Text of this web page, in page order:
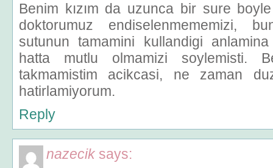
Benim kızım da uzunca bir sure
doktorumuz endiselenmememizi,
sutunun tamamini kullandigi
hatta mutlu olmamizi soylemisti.
takmamistim acikcasi, ne zaman
hatirlamiyorum.
Reply
nazecik says: